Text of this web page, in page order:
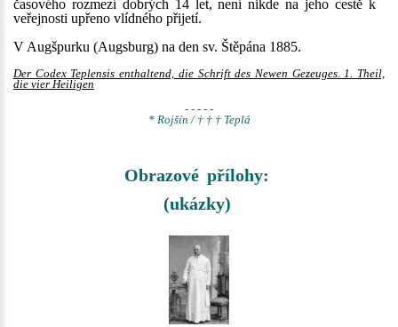
časového rozmezí dobrých 14 let, není nikde na jeho cestě k
veřejnosti upřeno vlídného přijetí.
V Augšpurku (Augsburg) na den sv. Štěpána 1885.
Der Codex Teplensis enthaltend, die Schrift des Newen Gezeuges. 1. Theil,
die vier Heiligen
- - - - -
* Rojšín / † † † Teplá
Obrazové přílohy:
(ukázky)